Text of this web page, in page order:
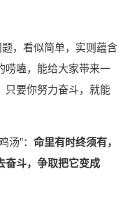
，看似简单，实则蕴含
唠嗑，能给大家带来一
只要你努力奋斗，就能
”： 命里有时终须有，
奋斗，争取把它变成